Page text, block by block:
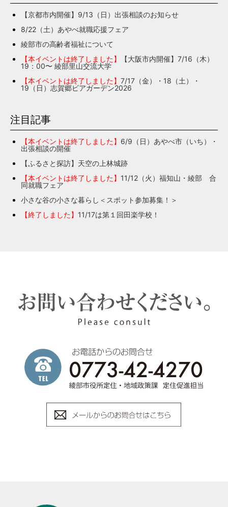
【京都市内開催】9/13（日）出張相談のお知らせ
8/22（土）あやべ就職応援フェア
綾部市の高齢者福祉について
【本イベントは終了しました】
【大阪市内開催】7/16（木）
19：00〜 綾部里山交流大学
【本イベントは終了しました】 7/17（金）・18（土）・
19（日）志賀郷ビアガーデン2026
注目記事
【本イベントは終了しました】 6/9（日）あやべ市（いち）・
出張相談の開催
【ふるさと探訪】天空の上林城跡
【本イベントは終了しました】 11/12（火）福知山・綾部 合
同就職フェア
小さな谷の小さな暮らし＜スポット参加募集！＞
【終了しました】 11/17は第１回田楽学校！